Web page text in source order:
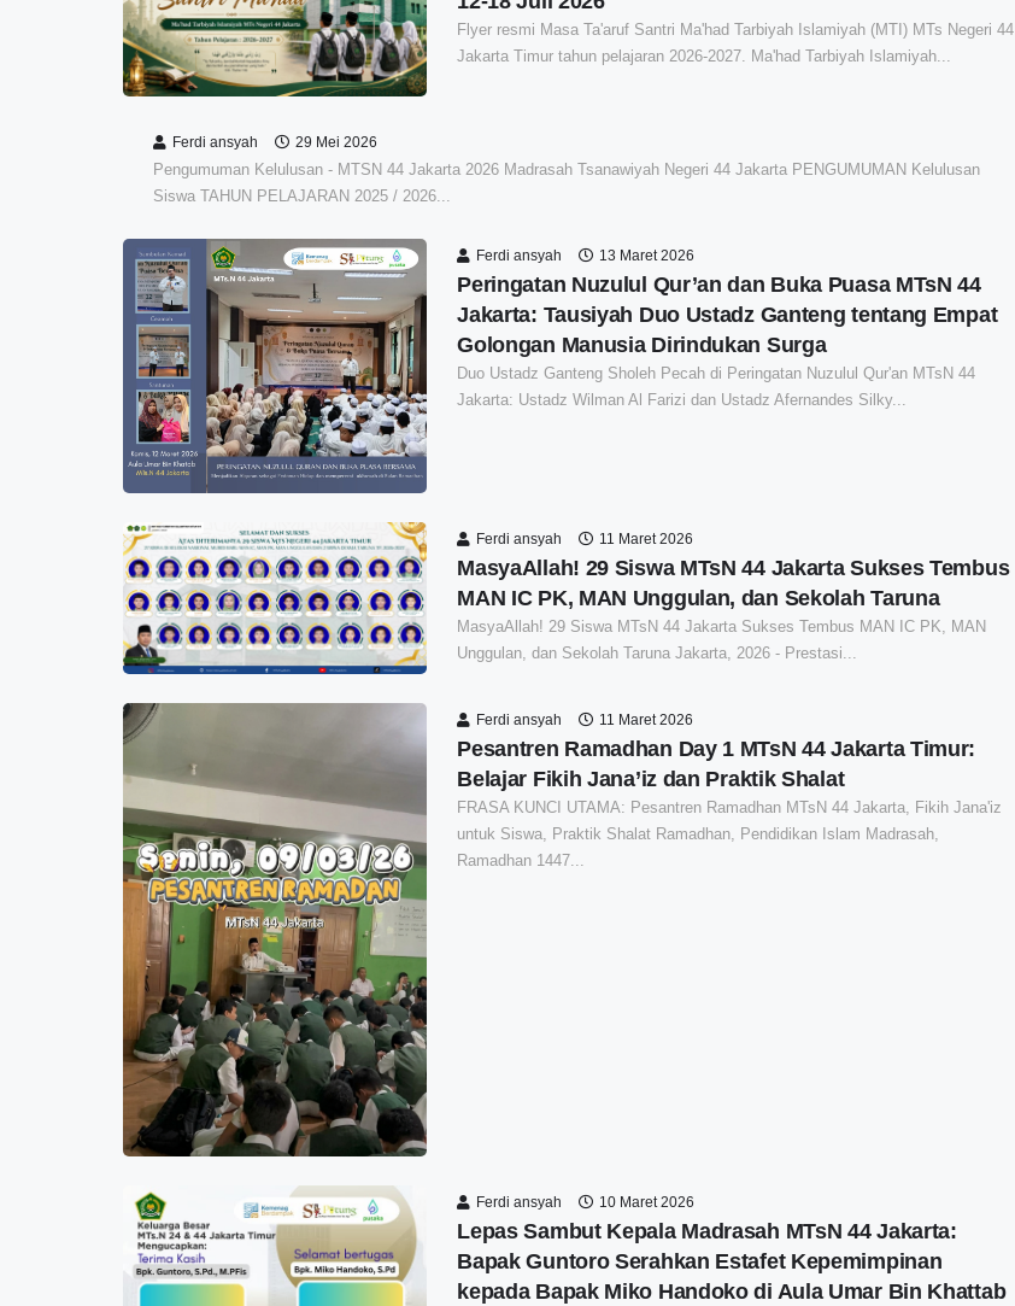
Flyer resmi Masa Ta'aruf Santri Ma'had Tarbiyah Islamiyah (MTI) MTs Negeri 44
Jakarta Timur tahun pelajaran 2026-2027. Ma'had Tarbiyah Islamiyah...
Ferdi ansyah 29 Mei 2026
Pengumuman Kelulusan - MTSN 44 Jakarta 2026 Madrasah Tsanawiyah Negeri 44 Jakarta PENGUMUMAN Kelulusan
Siswa TAHUN PELAJARAN 2025 / 2026...
Ferdi ansyah 13 Maret 2026
Peringatan Nuzulul Qur’an dan Buka Puasa MTsN 44
Jakarta: Tausiyah Duo Ustadz Ganteng tentang Empat
Golongan Manusia Dirindukan Surga
Duo Ustadz Ganteng Sholeh Pecah di Peringatan Nuzulul Qur'an MTsN 44
Jakarta: Ustadz Wilman Al Farizi dan Ustadz Afernandes Silky...
Ferdi ansyah 11 Maret 2026
MasyaAllah! 29 Siswa MTsN 44 Jakarta Sukses Tembus
MAN IC PK, MAN Unggulan, dan Sekolah Taruna
MasyaAllah! 29 Siswa MTsN 44 Jakarta Sukses Tembus MAN IC PK, MAN
Unggulan, dan Sekolah Taruna Jakarta, 2026 - Prestasi...
Ferdi ansyah 11 Maret 2026
Pesantren Ramadhan Day 1 MTsN 44 Jakarta Timur:
Belajar Fikih Jana’iz dan Praktik Shalat
FRASA KUNCI UTAMA: Pesantren Ramadhan MTsN 44 Jakarta, Fikih Jana'iz
untuk Siswa, Praktik Shalat Ramadhan, Pendidikan Islam Madrasah,
Ramadhan 1447...
Ferdi ansyah 10 Maret 2026
Lepas Sambut Kepala Madrasah MTsN 44 Jakarta:
Bapak Guntoro Serahkan Estafet Kepemimpinan
kepada Bapak Miko Handoko di Aula Umar Bin Khattab